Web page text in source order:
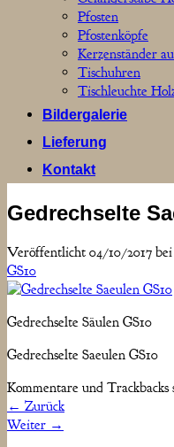
Pfosten
Pfostenköpfe
Kerzenständer
Tischuhren
Tischleuchte
Bildergalerie
Lieferung
Kontakt
Gedrechselte
Veröffentlicht 04/10/2017 bei
GS10
Gedrechselte Säulen GS10
Gedrechselte Saeulen GS10
Kommentare und Trackbacks
← Zurück
Weiter →